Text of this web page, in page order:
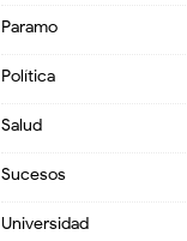
Paramo
Política
Salud
Sucesos
Universidad